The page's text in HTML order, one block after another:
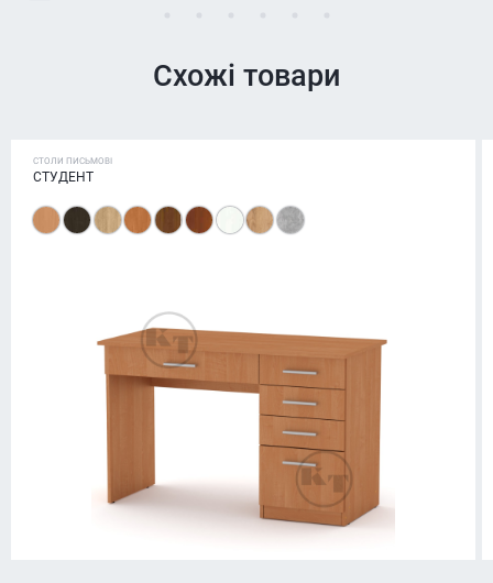
Схожі товари
СТОЛИ ПИСЬМОВІ
СТУДЕНТ